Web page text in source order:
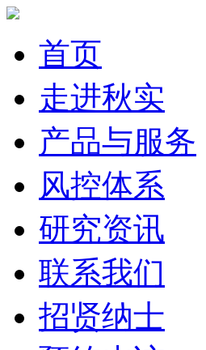
首页
走进秋实
产品与服务
风控体系
研究资讯
联系我们
招贤纳士